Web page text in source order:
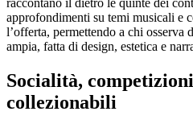
raccontano il dietro le quinte dei
approfondimenti su temi musicali e
l’offerta, permettendo a chi osserva
ampia, fatta di design, estetica e
Socialità,
collezionabili